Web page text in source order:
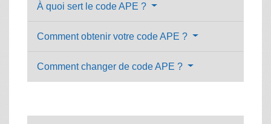
À quoi sert le code APE ?
Comment obtenir votre code APE ?
Comment changer de code APE ?